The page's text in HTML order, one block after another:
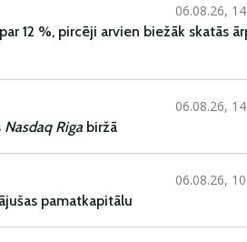
06.08.26,
12 %, pircēji arvien biežāk skatās
06.08.26,
Nasdaq Riga biržā
06.08.26,
pamatkapitālu